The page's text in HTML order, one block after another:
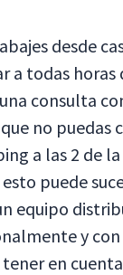
desde
a todas horas
consulta
no puedas
a las 2 de
puede
equipo
y con
tener en